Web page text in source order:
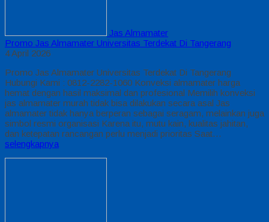
Jas Almamater
Promo Jas Almamater Universitas Terdekat Di Tangerang
4 April 2026
Promo Jas Almamater Universitas Terdekat Di Tangerang
Hubungi Kami : 0812-2282-1060 Konveksi almamater harga
hemat dengan hasil maksimal dan profesional Memilih konveksi
jas almamater murah tidak bisa dilakukan secara asal Jas
almamater tidak hanya berperan sebagai seragam, melainkan juga
simbol resmi organisasi Karena itu, mutu kain, kualitas jahitan,
dan ketepatan rancangan perlu menjadi prioritas Saat…
selengkapnya